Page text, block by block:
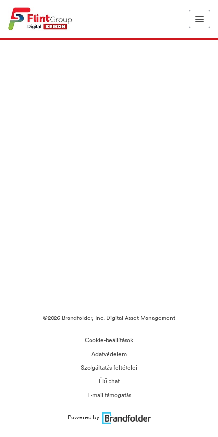
©2026 Brandfolder, Inc. Digital Asset Management
·
Cookie-beállítások
Adatvédelem
Szolgáltatás feltételei
Élő chat
E-mail támogatás
Powered by